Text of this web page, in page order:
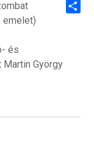
emelet)
és
György